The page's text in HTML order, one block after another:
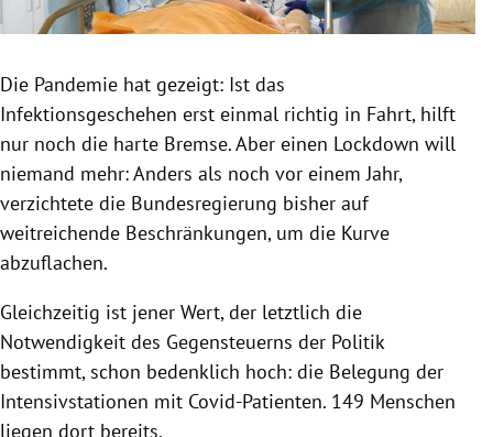
Untermenü
Untermenü
Die Pandemie hat gezeigt: Ist das
Infektionsgeschehen erst einmal richtig in Fahrt, hilft
nur noch die harte Bremse. Aber einen Lockdown will
niemand mehr: Anders als noch vor einem Jahr,
verzichtete die Bundesregierung bisher auf
weitreichende Beschränkungen, um die Kurve
abzuflachen.
Gleichzeitig ist jener Wert, der letztlich die
Notwendigkeit des Gegensteuerns der Politik
bestimmt, schon bedenklich hoch: die Belegung der
Intensivstationen mit Covid-Patienten. 149 Menschen
liegen dort bereits.